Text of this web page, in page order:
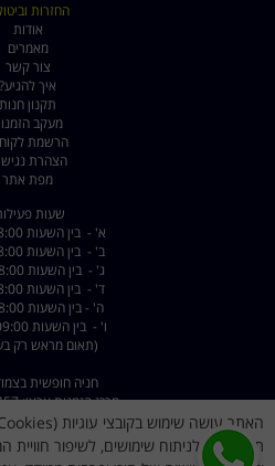
החזרות
אודות
מאמרים
צור קשר
איך להגיע?
תקנון חנות
מעקב
הרשמת
הצהרת
מפת אתר
שעות
א' - בין השעות 15:00-08:00
ב' - בין השעות 17:00-08:00
ג' - בין השעות 15:00-08:00
ד' - בין השעות 17:00-08:00
ה' - בין השעות 15:00-08:00
ו' - בין השעות 09:00 - 13:00
(תאום מראש רק
חניה חופשית
מרכז הזמנות ארצי: 077-4545457
שירות לקוחות: 072-2222375
יעוץ אישי עד 23:00: 050-9911155
תפעוליים, לניתוח שימושים, לשיפור